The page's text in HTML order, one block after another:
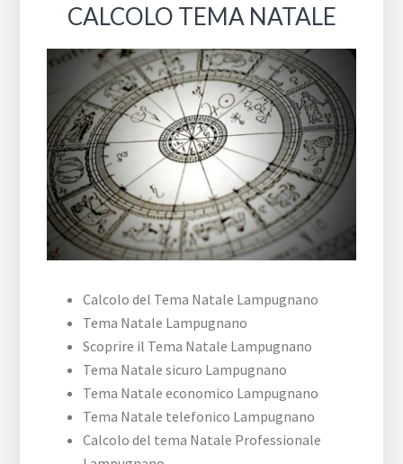
CALCOLO TEMA NATALE
Calcolo del Tema Natale Lampugnano
Tema Natale Lampugnano
Scoprire il Tema Natale Lampugnano
Tema Natale sicuro Lampugnano
Tema Natale economico Lampugnano
Tema Natale telefonico Lampugnano
Calcolo del tema Natale Professionale